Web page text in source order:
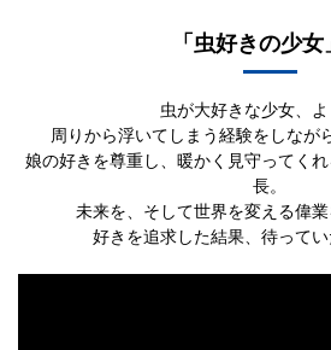
「虫好きの少
虫が大好きな少女、よ
周りから浮いてしまう経験をしなが
娘の好きを尊重し、暖かく見守ってく
長。
未来を、そして世界を変える偉業
好きを追求した結果、待って